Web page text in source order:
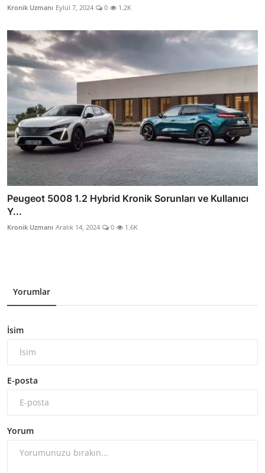
Kronik Uzmanı Eylül 7, 2024 0 1.2K
Peugeot 5008 1.2 Hybrid Kronik Sorunları ve Kullanıcı
Y...
Kronik Uzmanı Aralık 14, 2024 0 1.6K
Yorumlar
İsim
E-posta
Yorum